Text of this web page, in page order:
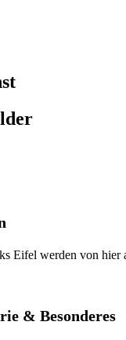
Eifel werden von
& Besonderes